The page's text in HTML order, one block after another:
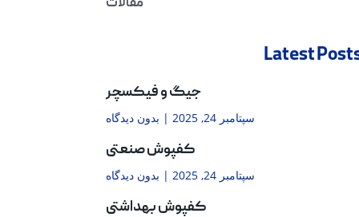
مقالات
Latest
جیگ و فیکسچر
سپتامبر 24, 2025 بدون دیدگاه
کفپوش صنعتی
سپتامبر 24, 2025 بدون دیدگاه
کفپوش بهداشتی